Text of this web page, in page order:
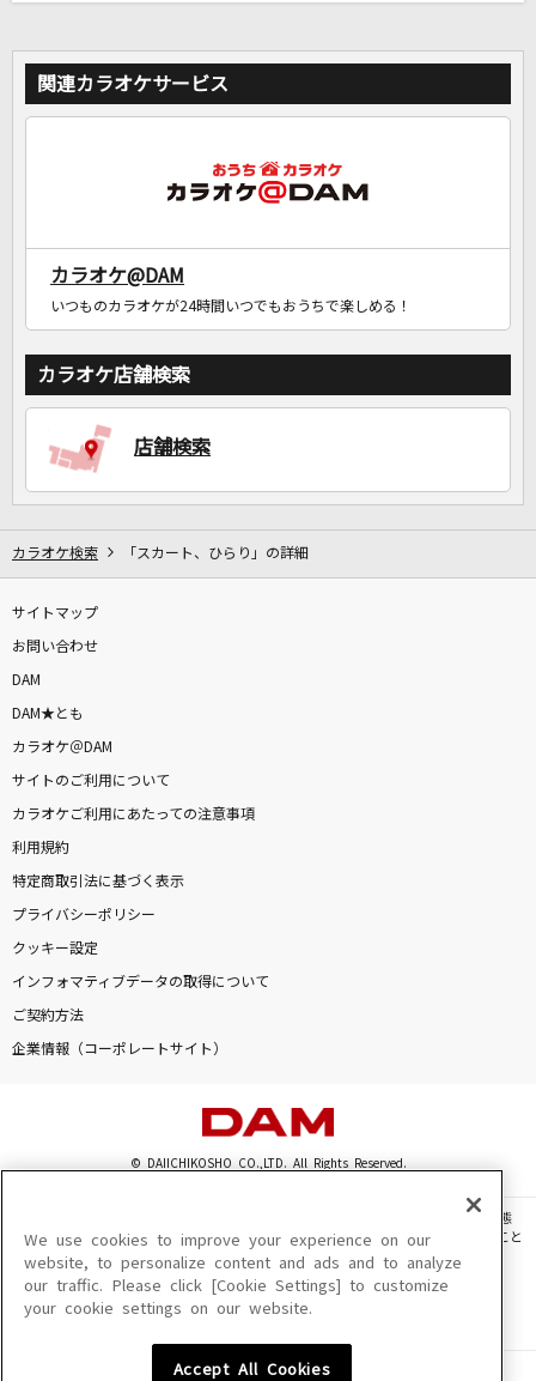
関連カラオケサービス
カラオケ@DAM
いつものカラオケが24時間いつでもおうちで楽しめる！
カラオケ店舗検索
店舗検索
カラオケ検索 「スカート、ひらり」の詳細
サイトマップ
お問い合わせ
DAM
DAM★とも
カラオケ＠DAM
サイトのご利用について
カラオケご利用にあたっての注意事項
利用規約
特定商取引法に基づく表示
プライバシーポリシー
クッキー設定
インフォマティブデータの取得について
ご契約方法
企業情報（コーポレートサイト）
© DAIICHIKOSHO CO.,LTD. All Rights Reserved.
このサイトに掲載されている一切の文章・画像・写真・動画・音声等を、手段や形態
を問わず、著作権法の定める範囲を超えて無断で複製、転載、ファイル化などすること
を禁じます。
楽曲及びコンテンツは、機種によりご利用いただけない場合があります。
楽曲及びコンテンツの配信日、配信内容が変更になる場合があります。
We use cookies to improve your experience on our
website, to personalize content and ads and to analyze
our traffic. Please click [Cookie Settings] to customize
your cookie settings on our website.
Accept All Cookies